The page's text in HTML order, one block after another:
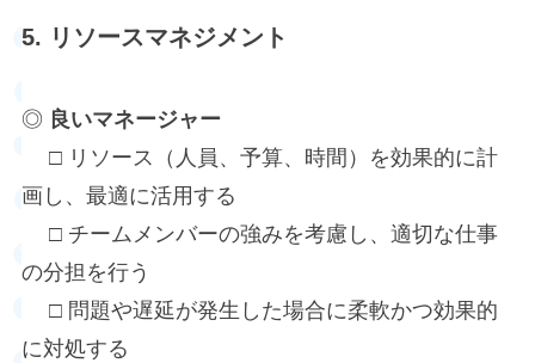
5. リソースマネジメント
◎ 良いマネージャー
□ リソース（人員、予算、時間）を効果的に計
画し、最適に活用する
□ チームメンバーの強みを考慮し、適切な仕事
の分担を行う
□ 問題や遅延が発生した場合に柔軟かつ効果的
に対処する